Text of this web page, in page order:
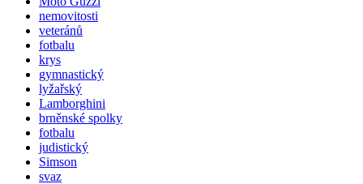
nemovitosti
veteránů
fotbalu
krys
gymnastický
lyžařský
Lamborghini
brněnské spolky
fotbalu
judistický
Simson
svaz